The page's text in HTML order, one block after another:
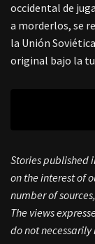
occidental de
a morderlos, se
la Unión
original bajo la
Stories published
on the interest of
number of
The views
do not